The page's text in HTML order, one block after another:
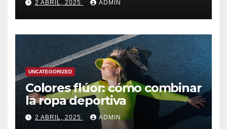
2 ABRIL, 2025 ADMIN
UNCATEGORIZED
Colores flúor: cómo combinar
la ropa deportiva
2 ABRIL, 2025 ADMIN